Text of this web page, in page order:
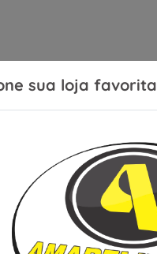
sua loja favorita